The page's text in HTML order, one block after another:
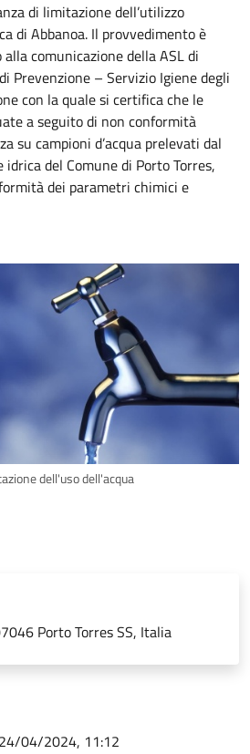
di limitazione dell’utilizzo
di Abbanoa. Il provvedimento è
comunicazione della ASL di
Prevenzione – Servizio Igiene degli
con la quale si certifica che le
a seguito di non conformità
su campioni d’acqua prelevati dal
del Comune di Porto Torres,
dei parametri chimici e
dell'uso dell'acqua
Porto Torres SS, Italia
24/04/2024, 11:12